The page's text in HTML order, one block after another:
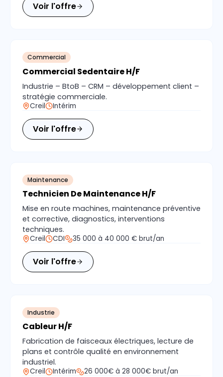
Voir l'offre
Commercial
Commercial Sedentaire H/F
Industrie – BtoB – CRM – développement client –
stratégie commerciale.
Creil Intérim
Voir l'offre
Maintenance
Technicien De Maintenance H/F
Mise en route machines, maintenance préventive
et corrective, diagnostics, interventions
techniques.
Creil CDI 35 000 à 40 000 € brut/an
Voir l'offre
Industrie
Cableur H/F
Fabrication de faisceaux électriques, lecture de
plans et contrôle qualité en environnement
industriel.
Creil Intérim 26 000€ à 28 000€ brut/an